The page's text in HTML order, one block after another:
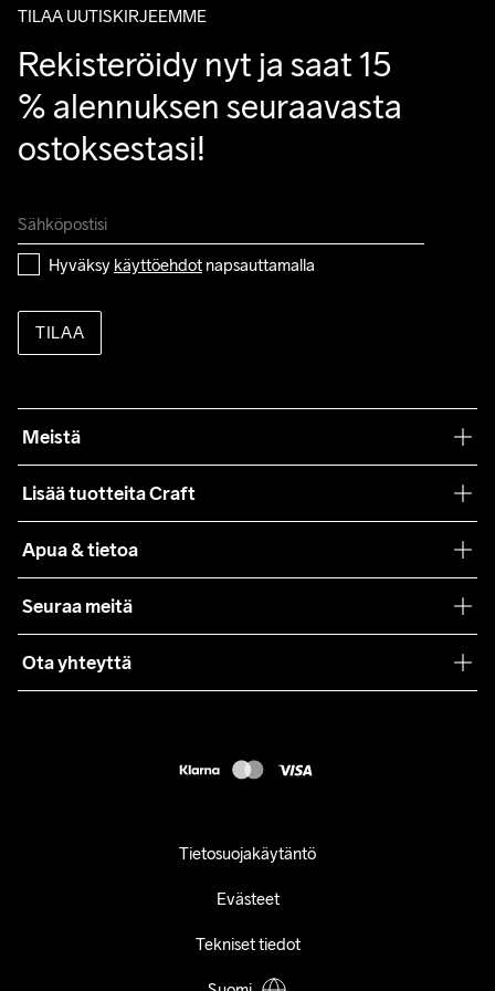
TILAA UUTISKIRJEEMME
Rekisteröidy nyt ja saat 15
% alennuksen seuraavasta
ostoksestasi!
Hyväksy käyttöehdot napsauttamalla
TILAA
Meistä
Lisää tuotteita Craft
Yhteistyöt
Lehdistö
Apua & tietoa
Käyttöehdot
Asiakaspalvelu
Seuraa meitä
Ota yhteyttä
Tietosuojakäytäntö
Evästeet
Tekniset tiedot